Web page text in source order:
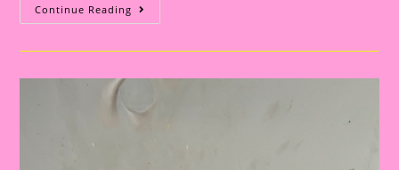
Continue Reading Atividade
Com
Tema